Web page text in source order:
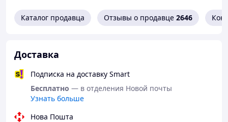
Каталог продавца Отзывы о продавце 2646
Доставка
Подписка на доставку Smart
Бесплатно — в отделения Новой почты
Узнать больше
Нова Пошта